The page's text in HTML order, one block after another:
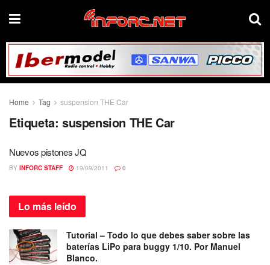
Home Tag suspension THE Car
Etiqueta: suspension THE Car
Nuevos pistones JQ
BY INFORC STAFF 19/09/2011 0
Lo más leído
Tutorial – Todo lo que debes saber sobre las
baterías LiPo para buggy 1/10. Por Manuel
Blanco.